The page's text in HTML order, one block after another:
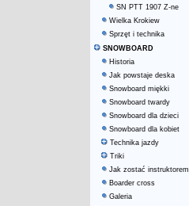
SN PTT 1907 Z-ne
Wielka Krokiew
Sprzęt i technika
SNOWBOARD
Historia
Jak powstaje deska
Snowboard miękki
Snowboard twardy
Snowboard dla dzieci
Snowboard dla kobiet
Technika jazdy
Triki
Jak zostać instruktorem
Boarder cross
Galeria